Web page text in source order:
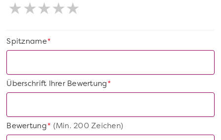
*
Spitzname
*
Überschrift Ihrer Bewertung
*
Bewertung(Min. 200 Zeichen)